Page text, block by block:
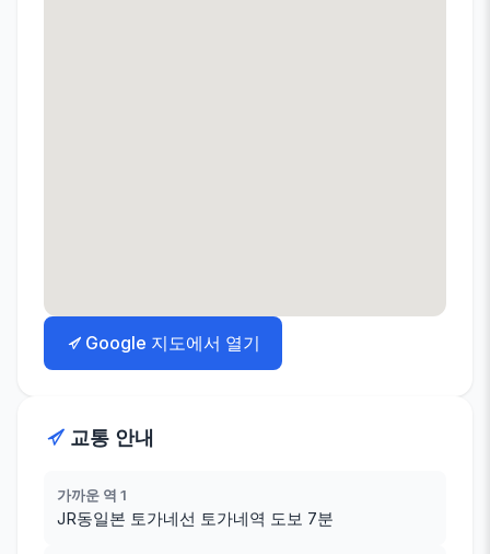
Google 지도에서 열기
교통 안내
가까운 역 1
JR동일본 토가네선 토가네역 도보 7분